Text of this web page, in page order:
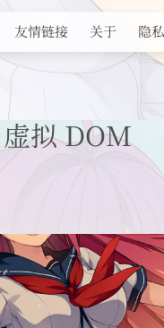
友情链接 关于 隐
虚拟 DOM